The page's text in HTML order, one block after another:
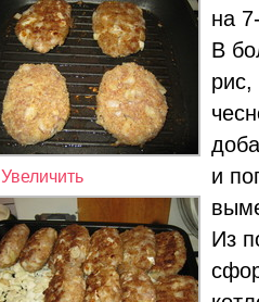
Увеличить
на
В
и
Из